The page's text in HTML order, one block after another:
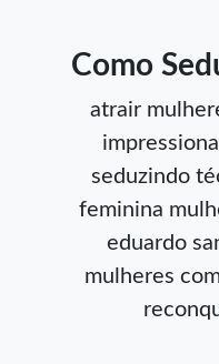
Como
atrair
seduzindo
feminina
eduardo
mulheres